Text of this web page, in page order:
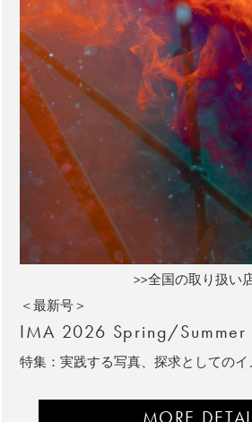
>>全国の取り扱い
＜最新号＞
IMA 2026 Spring/Summer
特集：実践する写真、探求としてのイ